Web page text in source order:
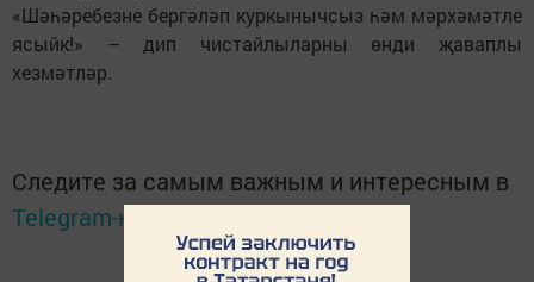
«Шәһәребезне бергәләп куркынычсыз һәм мәрхәмәтле
ясыйк!» – дип чистайлыларны өнди җаваплы
хезмәтләр.
Следите за самым важным и интересным в
Telegram-канале